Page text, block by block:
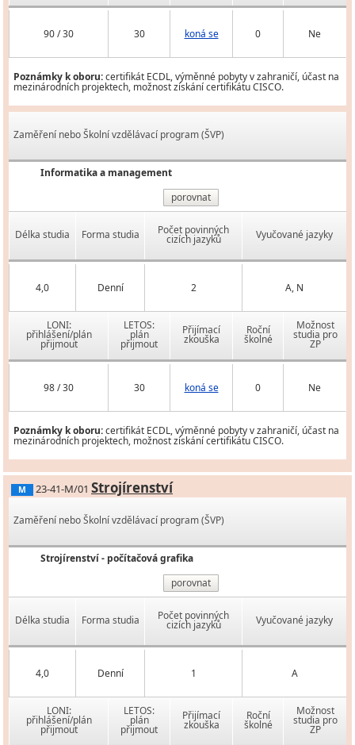
90 / 30 30 koná se 0 Ne
Poznámky k oboru:certifikát ECDL, výměnné pobyty v zahraničí, účast na
mezinárodních projektech, možnost získání certifikátu CISCO.
Zaměření nebo Školní vzdělávací program (ŠVP)
Informatika a management
porovnat
Délka studia Forma studia Počet povinných
cizích jazyků Vyučované jazyky
4,0 Denní 2 A, N
LONI:
přihlášení/plán
přijmout
LETOS:
plán
přijmout
Přijímací
zkouška
Roční
školné
Možnost
studia pro
ZP
98 / 30 30 koná se 0 Ne
Poznámky k oboru:certifikát ECDL, výměnné pobyty v zahraničí, účast na
mezinárodních projektech, možnost získání certifikátu CISCO.
M 23-41-M/01 Strojírenství
Zaměření nebo Školní vzdělávací program (ŠVP)
Strojírenství - počítačová grafika
porovnat
Délka studia Forma studia Počet povinných
cizích jazyků Vyučované jazyky
4,0 Denní 1 A
LONI:
přihlášení/plán
přijmout
LETOS:
plán
přijmout
Přijímací
zkouška
Roční
školné
Možnost
studia pro
ZP